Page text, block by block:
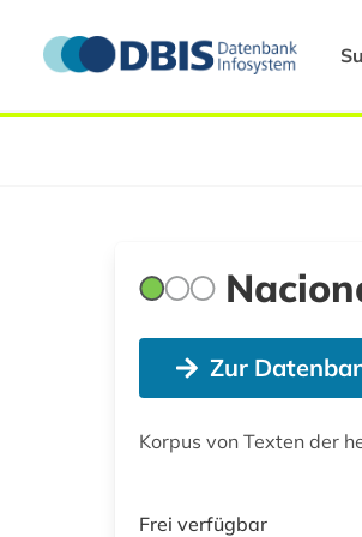
Zur
Korpus von Texten der
Frei verfügbar